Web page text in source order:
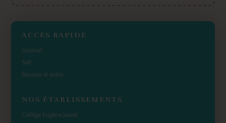
ACCÈS RAPIDE
Internat
Self
Bourses et aides
NOS ÉTABLISSEMENTS
Collège Eugène Jamot